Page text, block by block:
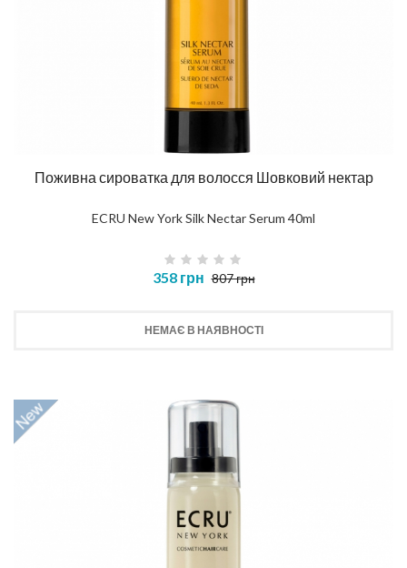
Поживна сироватка для волосся Шовковий нектар
ECRU New York Silk Nectar Serum 40ml
358 грн 807 грн
НЕМАЄ В НАЯВНОСТІ